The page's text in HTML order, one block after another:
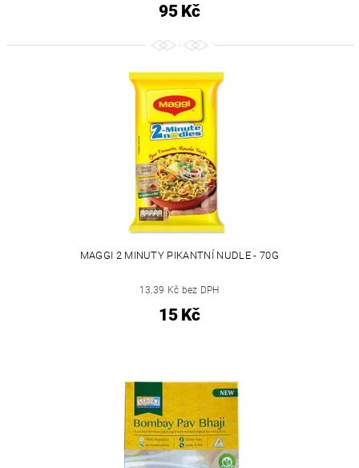
95 Kč
MAGGI 2 MINUTY PIKANTNÍ NUDLE - 70G
13,39 Kč bez DPH
15 Kč